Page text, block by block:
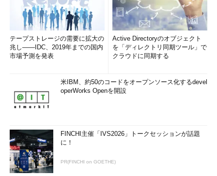
テープストレージの需要に拡大の
兆し――IDC、2019年までの国内
市場予測を発表
Active Directoryのオブジェクト
を「ディレクトリ同期ツール」で
クラウドに同期する
米IBM、約50のコードをオープンソース化するdevel
operWorks Openを開設
FINCHI主催「IVS2026」トークセッションが話題
に！
PR(FINCHI on GOETHE)